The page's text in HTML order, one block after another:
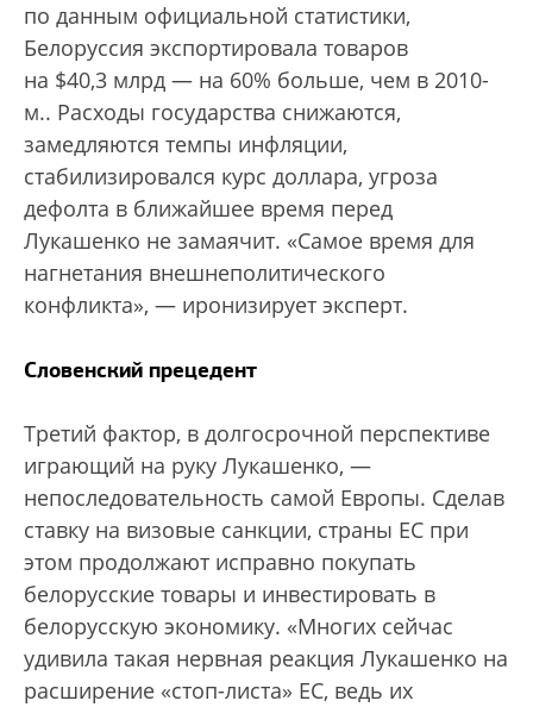
по данным официальной статистики,
Белоруссия экспортировала товаров
на $40,3 млрд — на 60% больше, чем в 2010-
м.. Расходы государства снижаются,
замедляются темпы инфляции,
стабилизировался курс доллара, угроза
дефолта в ближайшее время перед
Лукашенко не замаячит. «Самое время для
нагнетания внешнеполитического
конфликта», — иронизирует эксперт.
Словенский прецедент
Третий фактор, в долгосрочной перспективе
играющий на руку Лукашенко, —
непоследовательность самой Европы. Сделав
ставку на визовые санкции, страны ЕС при
этом продолжают исправно покупать
белорусские товары и инвестировать в
белорусскую экономику. «Многих сейчас
удивила такая нервная реакция Лукашенко на
расширение «стоп-листа» ЕС, ведь их